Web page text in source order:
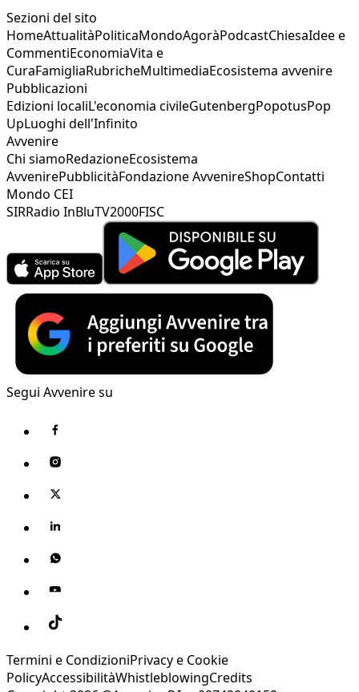
Sezioni del sito
HomeAttualitàPoliticaMondoAgoràPodcastChiesaIdee e
CommentiEconomiaVita e
CuraFamigliaRubricheMultimediaEcosistema avvenire
Pubblicazioni
Edizioni localiL'economia civileGutenbergPopotusPop
UpLuoghi dell'Infinito
Avvenire
Chi siamoRedazioneEcosistema
AvvenirePubblicitàFondazione AvvenireShopContatti
Mondo CEI
SIRRadio InBluTV2000FISC
Segui Avvenire su
Termini e CondizioniPrivacy e Cookie
PolicyAccessibilitàWhistleblowingCredits